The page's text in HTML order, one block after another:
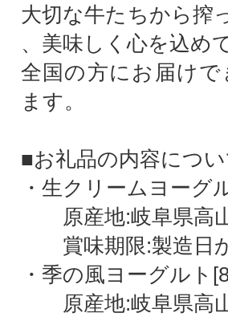
大切な牛たちから搾
、美味しく心を込め
全国の方にお届け
ます。
■お礼品の内容につい
・生クリームヨーグ
原産地:岐阜県高
賞味期限:製造日
・季の風ヨーグルト
原産地:岐阜県高